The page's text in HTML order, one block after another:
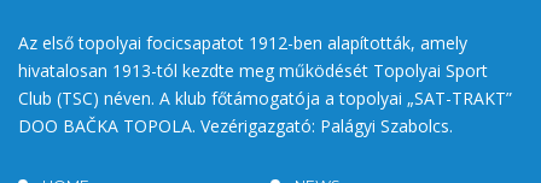
Az első topolyai focicsapatot 1912-ben alapították, amely
hivatalosan 1913-tól kezdte meg működését Topolyai Sport
Club (TSC) néven. A klub főtámogatója a topolyai „SAT-TRAKT”
DOO BAČKA TOPOLA. Vezérigazgató: Palágyi Szabolcs.